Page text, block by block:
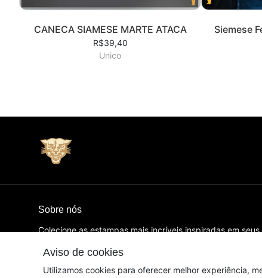
CANECA SIAMESE MARTE ATACA
R$39,40
Unico
Siemese
Aviso de cookies
Utilizamos cookies para oferecer melhor experiência,
Sobre nós
Colecione as estampas mais incríveis inspiradas em